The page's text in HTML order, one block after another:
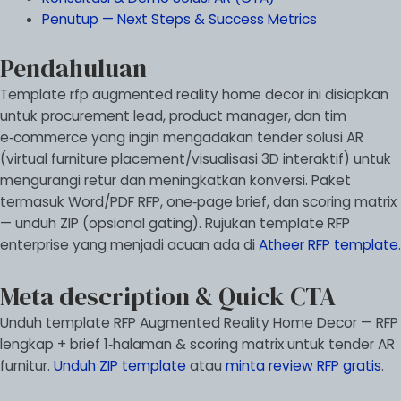
Penutup — Next Steps & Success Metrics
Pendahuluan
Template rfp augmented reality home decor ini disiapkan
untuk procurement lead, product manager, dan tim
e‑commerce yang ingin mengadakan tender solusi AR
(virtual furniture placement/visualisasi 3D interaktif) untuk
mengurangi retur dan meningkatkan konversi. Paket
termasuk Word/PDF RFP, one‑page brief, dan scoring matrix
— unduh ZIP (opsional gating). Rujukan template RFP
enterprise yang menjadi acuan ada di Atheer RFP template.
Meta description & Quick CTA
Unduh template RFP Augmented Reality Home Decor — RFP
lengkap + brief 1‑halaman & scoring matrix untuk tender AR
furnitur. Unduh ZIP template atau minta review RFP gratis.